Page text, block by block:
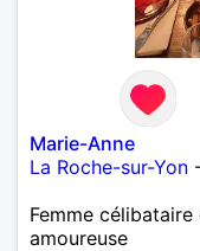
Marie-Anne
La Roche-sur-Yon
Femme
amoureuse